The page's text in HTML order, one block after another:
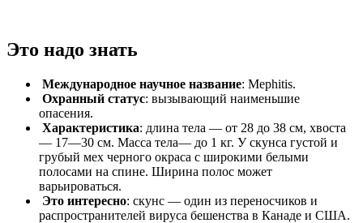
Это надо знать
Международное научное название: Mephitis.
Охранный статус: вызывающий наименьшие
опасения.
Характеристика: длина тела — от 28 до 38 см, хвоста
— 17—30 см. Масса тела— до 1 кг. У скунса густой и
грубый мех черного окраса с широкими белыми
полосами на спине. Ширина полос может
варьироваться.
Это интересно: скунс — один из переносчиков и
распространителей вируса бешенства в Канаде и США.